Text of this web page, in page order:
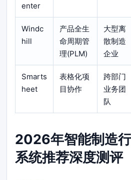
enter
Windc
hill
产品全生
命周期管
理(PLM)
大型离
散制造
企业
Smarts
heet
表格化项
目协作
跨部门
业务团
队
2026年智能制造
系统推荐深度测评